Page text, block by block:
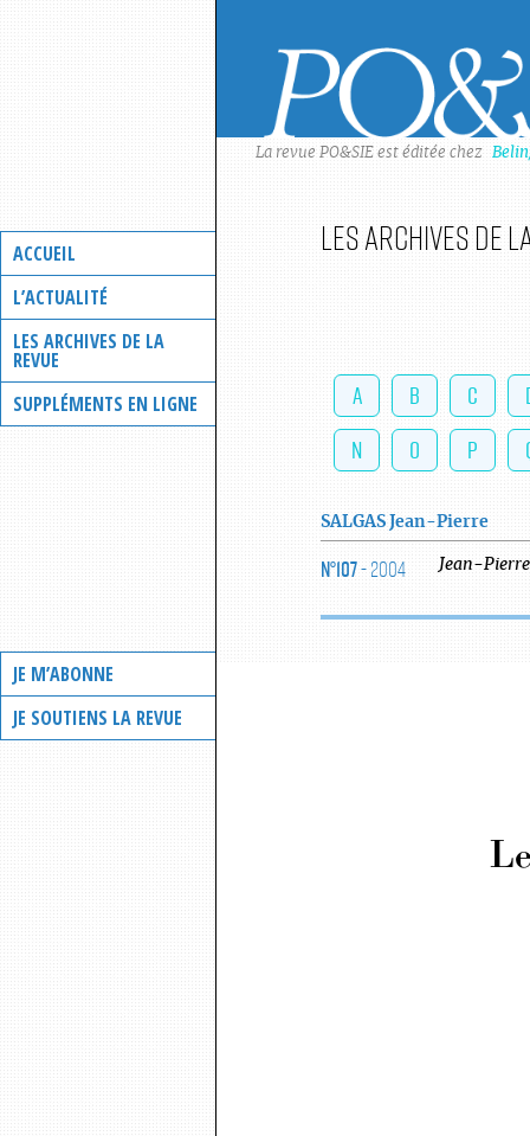
ACCUEIL
L’ACTUALITÉ
LES ARCHIVES DE LA
REVUE
SUPPLÉMENTS EN LIGNE
JE M’ABONNE
JE SOUTIENS LA REVUE
La revue PO&SIE est éditée chez
Les archives de
A B C
N
O P
SALGAS Jean-Pierre
N°107- 2004 Jean-Pierre